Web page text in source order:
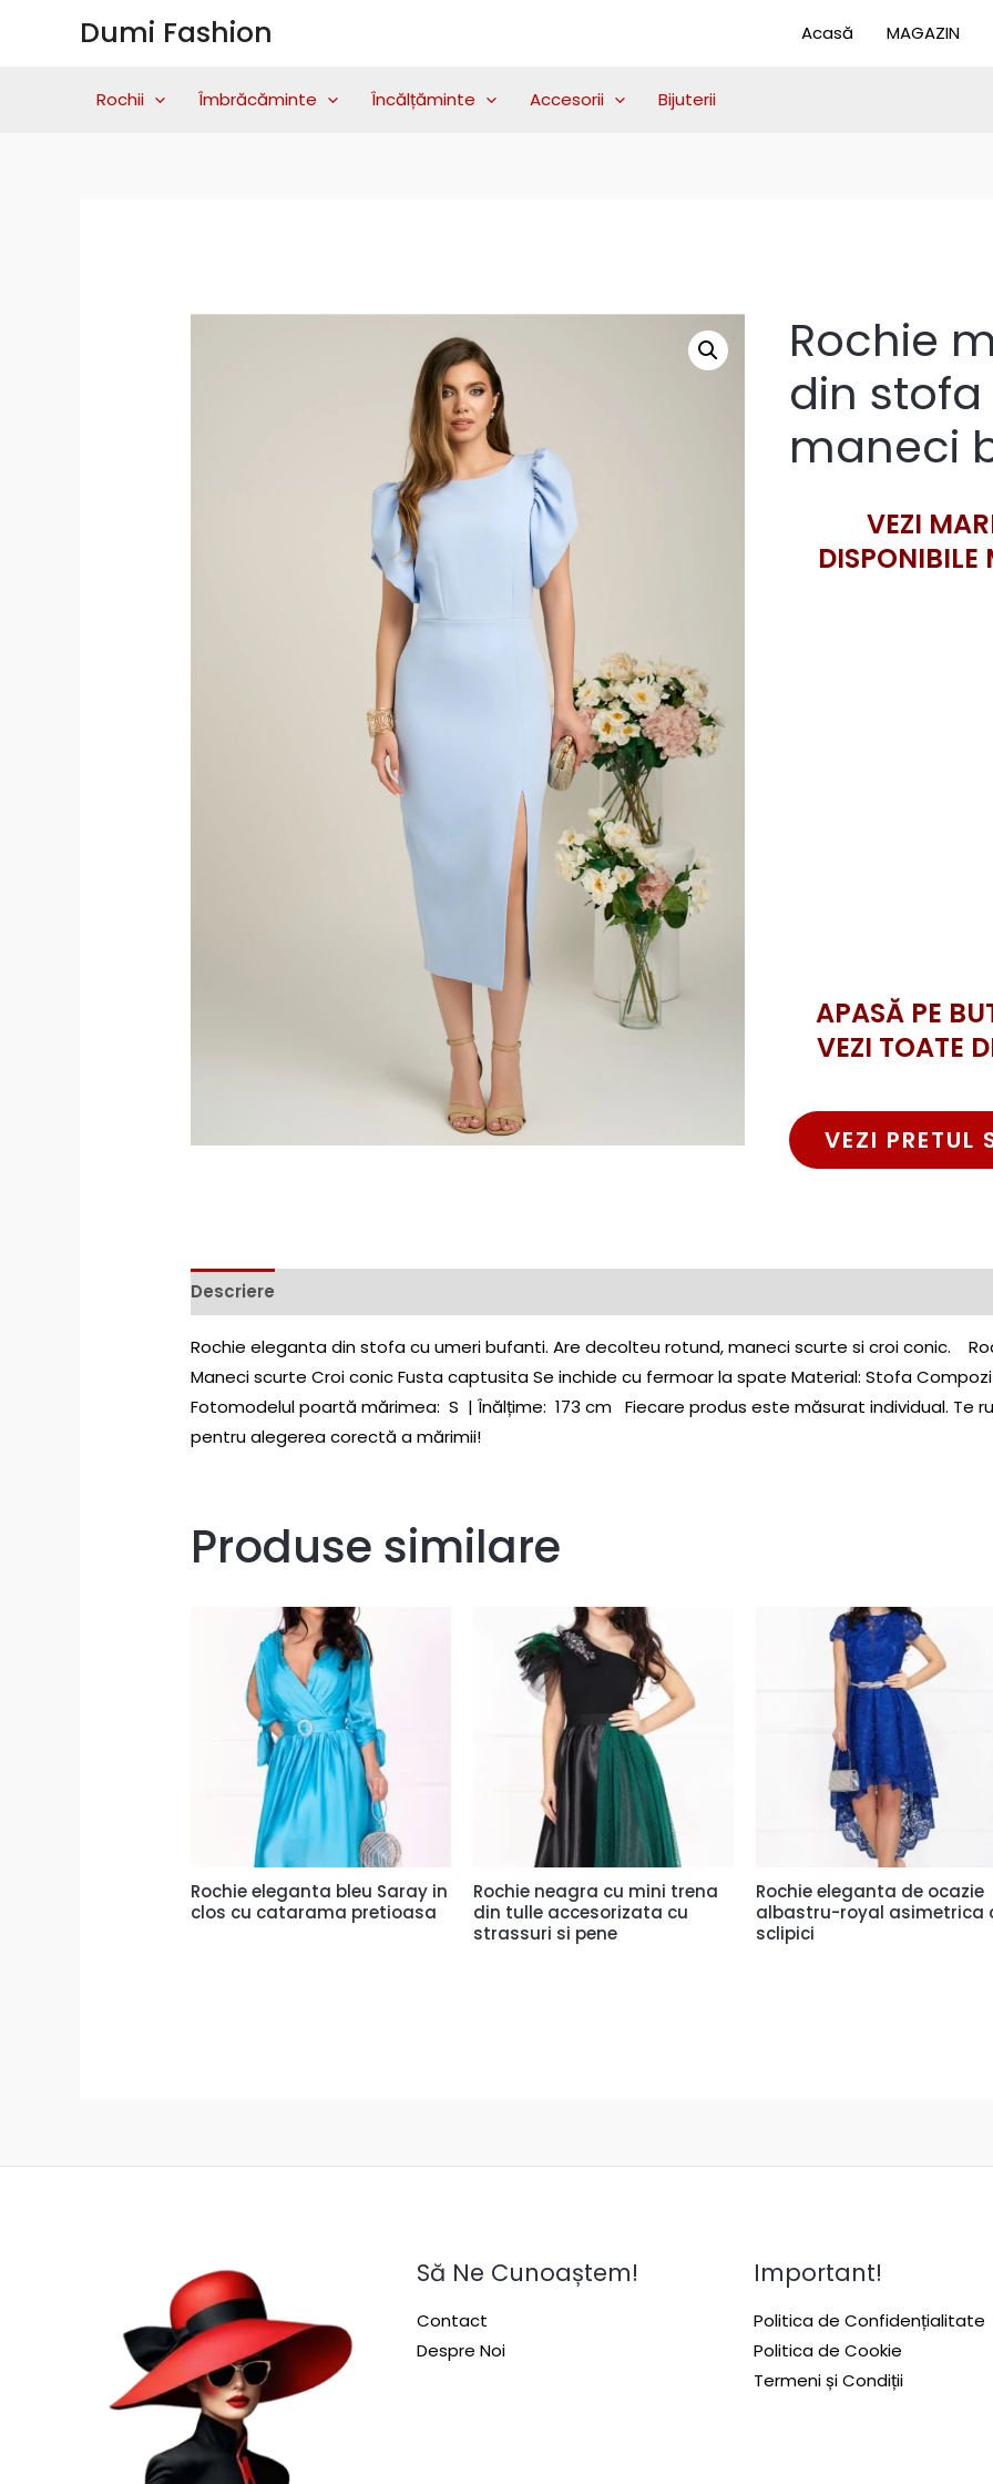
Dumi Fashion Acasă MAGAZIN
Rochii Îmbrăcăminte Încălțăminte Accesorii Bijuterii
Rochie
din
maneci
VEZI
APASĂ PE
VEZI TOATE
VEZI PRETUL
Descriere
Rochie eleganta din stofa cu umeri bufanti. Are decolteu rotund, maneci scurte si croi conic.
Maneci scurte Croi conic Fusta captusita Se inchide cu fermoar la spate Material: Stofa
Fotomodelul poartă mărimea: S | Înălțime: 173 cm Fiecare produs este măsurat individual. Te
pentru alegerea corectă a mărimii!
Produse similare
Rochie eleganta bleu Saray in
clos cu catarama pretioasa
Rochie neagra cu mini trena
din tulle accesorizata cu
strassuri si pene
Rochie eleganta de ocazie
albastru-royal asimetrica
sclipici
Să Ne Cunoaștem!
Contact
Despre Noi
Important!
Politica de Confidențialitate
Politica de Cookie
Termeni și Condiții